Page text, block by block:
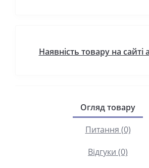
Наявність товару на сайті
Огляд товару
Питання (0)
Відгуки (0)